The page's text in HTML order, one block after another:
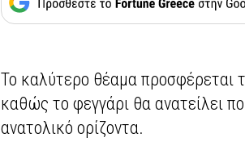
Το καλύτερο θέαμα προσφέρεται
καθώς το φεγγάρι θα ανατείλει
ανατολικό ορίζοντα.